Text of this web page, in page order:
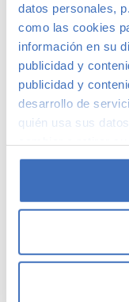
datos personales,
como las cookies
información en su
publicidad y
publicidad y
desarrollo de
quién usa sus
momento desde la
el Menú de
Recopilar
geográfica que
OPEL MOKKA X
2016 129.594kms
Madrid
Azul
+2
OPEL MOKKA X
Madrid